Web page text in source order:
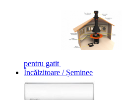
pentru gatit
Încălzitoare / Șeminee